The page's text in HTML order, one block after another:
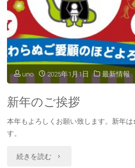
ム
内
ス
パ
ー
グ
uno 2025年1月1日 最新情報
新年のご挨拶
本年もよろしくお願い致します。新年は
す。
続きを読む "新